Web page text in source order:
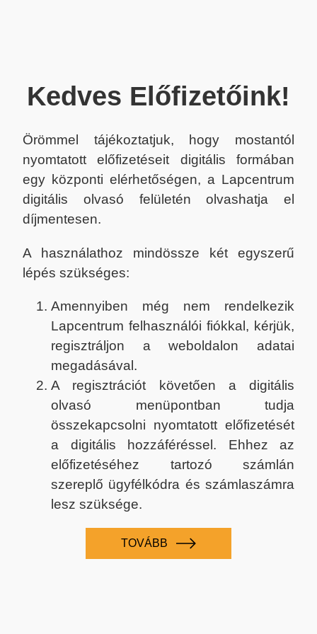
Kedves Előfizetőink!
Örömmel tájékoztatjuk, hogy mostantól
nyomtatott előfizetéseit digitális formában
egy központi elérhetőségen, a Lapcentrum
digitális olvasó felületén olvashatja el
díjmentesen.
A használathoz mindössze két egyszerű
lépés szükséges:
Amennyiben még nem rendelkezik
Lapcentrum felhasználói fiókkal, kérjük,
regisztráljon a weboldalon adatai
megadásával.
A regisztrációt követően a digitális
olvasó menüpontban tudja
összekapcsolni nyomtatott előfizetését
a digitális hozzáféréssel. Ehhez az
előfizetéséhez tartozó számlán
szereplő ügyfélkódra és számlaszámra
lesz szüksége.
TOVÁBB